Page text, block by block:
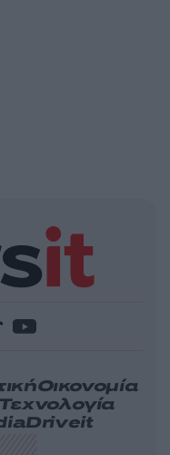
Οικονομία
Τεχνολογία
Driveit